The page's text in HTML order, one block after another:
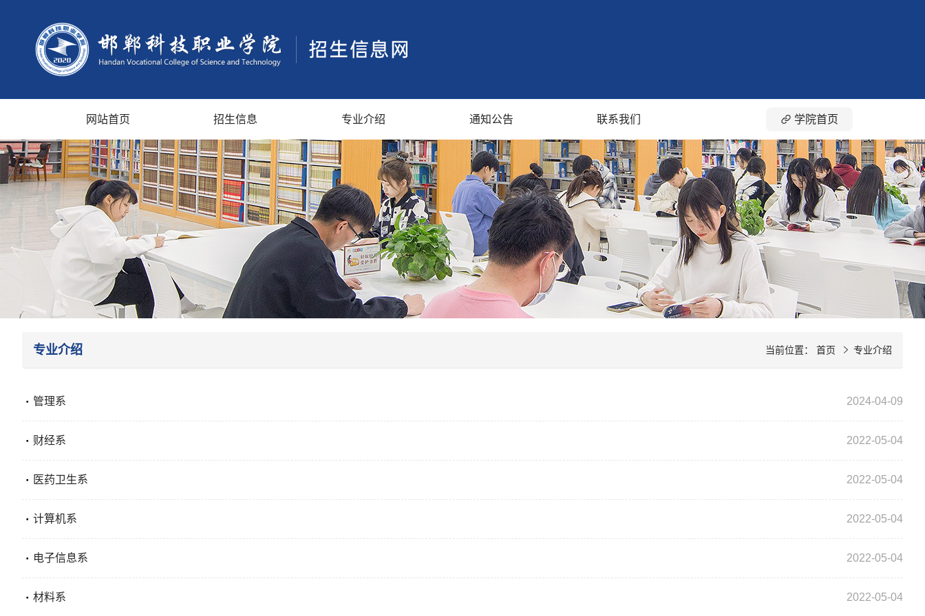
网站首页 招生信息 专业介绍 通知公告 联系我们  学院首页
专业介绍 当前位置： 首页 专业介绍
 管理系 2024-04-09
 财经系 2022-05-04
 医药卫生系 2022-05-04
 计算机系 2022-05-04
 电子信息系 2022-05-04
 材料系 2022-05-04